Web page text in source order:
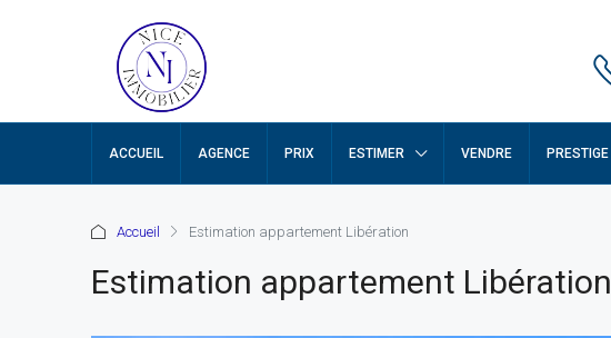
ACCUEIL AGENCE PRIX ESTIMER VENDRE PRESTIGE
Accueil Estimation appartement Libération
Estimation appartement Libération